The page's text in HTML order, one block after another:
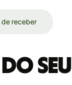
de receber
seu